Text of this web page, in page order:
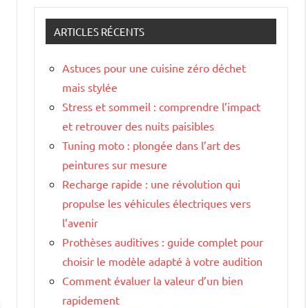
ARTICLES RÉCENTS
Astuces pour une cuisine zéro déchet
mais stylée
Stress et sommeil : comprendre l’impact
et retrouver des nuits paisibles
Tuning moto : plongée dans l’art des
peintures sur mesure
Recharge rapide : une révolution qui
propulse les véhicules électriques vers
l’avenir
Prothèses auditives : guide complet pour
choisir le modèle adapté à votre audition
Comment évaluer la valeur d’un bien
rapidement